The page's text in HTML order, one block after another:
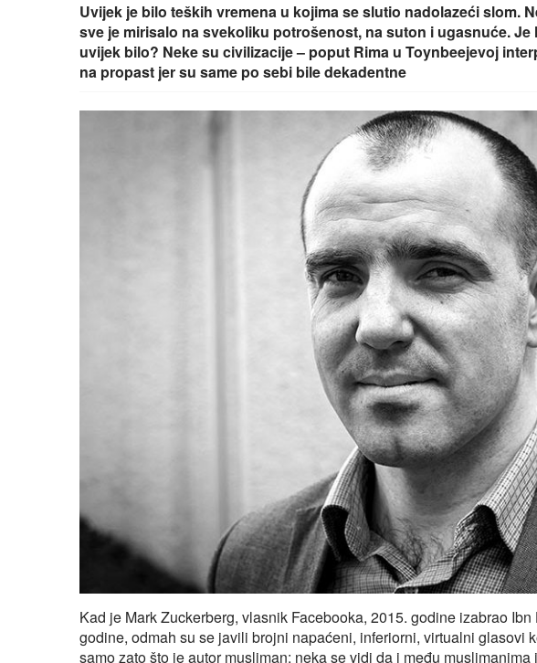
Uvijek je bilo teških vremena u kojima se slutio nadolazeći slom.
sve je mirisalo na svekoliku potrošenost, na suton i ugasnuće.
uvijek bilo? Neke su civilizacije – poput Rima u Toynbeejevoj
na propast jer su same po sebi bile dekadentne
Kad je Mark Zuckerberg, vlasnik Facebooka, 2015. godine izabrao
godine, odmah su se javili brojni napaćeni, inferiorni, virtualni glasovi
samo zato što je autor musliman: neka se vidi da i među